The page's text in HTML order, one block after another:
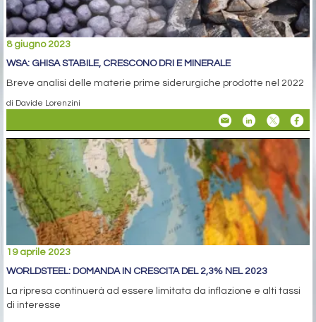
8 giugno 2023
WSA: GHISA STABILE, CRESCONO DRI E MINERALE
Breve analisi delle materie prime siderurgiche prodotte nel 2022
di Davide Lorenzini
19 aprile 2023
WORLDSTEEL: DOMANDA IN CRESCITA DEL 2,3% NEL 2023
La ripresa continuerà ad essere limitata da inflazione e alti tassi
di interesse